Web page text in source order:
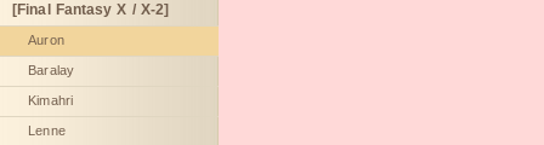
[Final Fantasy X / X-2]
Auron
Baralay
Kimahri
Lenne